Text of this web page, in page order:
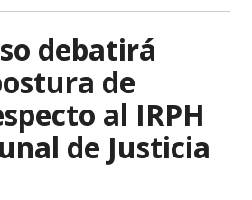
debatirá
de
al IRPH
de Justicia